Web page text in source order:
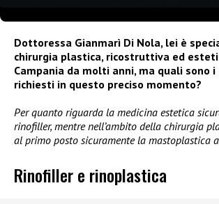
Dottoressa Gianmarì Di Nola, lei è
chirurgia plastica, ricostruttiva ed
Campania da molti anni, ma quali sono
richiesti in questo preciso momento?
Per quanto riguarda la medicina estetica
rinofiller, mentre nell’ambito della chirurgia
al primo posto sicuramente la mastoplastica
Rinofiller e rinoplastica